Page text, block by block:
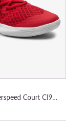
Zoom Hyperspeed Court CI963 610 · Scarpe da palestra